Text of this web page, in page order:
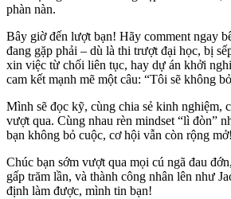
phàn nàn.
Bây giờ đến lượt bạn! Hãy comment ngay
đang gặp phải – dù là thi trượt đại học, bị
xin việc từ chối liên tục, hay dự án khởi
cam kết mạnh mẽ một câu: “Tôi sẽ không
Mình sẽ đọc kỹ, cùng chia sẻ kinh nghiệm,
vượt qua. Cùng nhau rèn mindset “lì đòn”
bạn không bỏ cuộc, cơ hội vẫn còn rộng mở!
Chúc bạn sớm vượt qua mọi cú ngã đau
gấp trăm lần, và thành công nhân lên như
định làm được, mình tin bạn!